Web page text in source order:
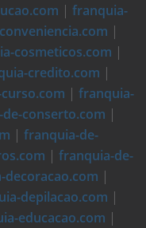
| franquia-
|
cosmeticos.com |
credito.com |
| franquia-
conserto.com |
| franquia-de-
| franquia-de-
|
depilacao.com |
educacao.com |